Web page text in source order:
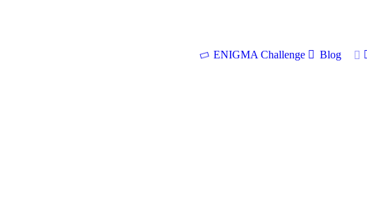
ENIGMA Challenge Blog